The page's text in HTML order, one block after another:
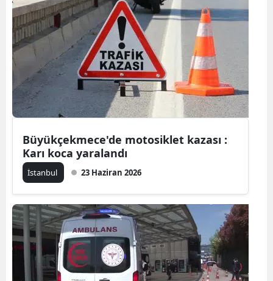
Büyükçekmece'de motosiklet kazası :
Karı koca yaralandı
İstanbul 23 Haziran 2026